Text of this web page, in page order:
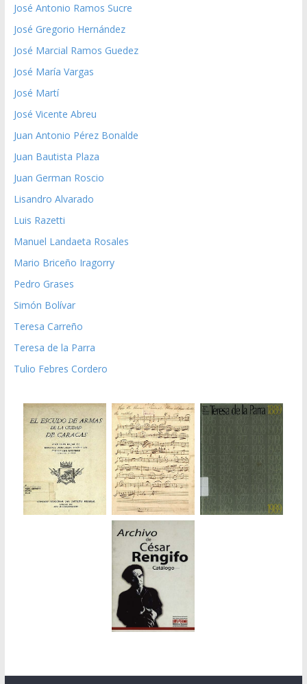
José Antonio Ramos Sucre
José Gregorio Hernández
José Marcial Ramos Guedez
José María Vargas
José Martí
José Vicente Abreu
Juan Antonio Pérez Bonalde
Juan Bautista Plaza
Juan German Roscio
Lisandro Alvarado
Luis Razetti
Manuel Landaeta Rosales
Mario Briceño Iragorry
Pedro Grases
Simón Bolívar
Teresa Carreño
Teresa de la Parra
Tulio Febres Cordero